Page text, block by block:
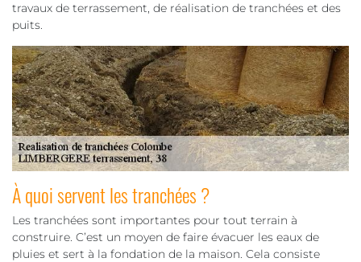
travaux de terrassement, de réalisation de tranchées et des
puits.
À quoi servent les tranchées ?
Les tranchées sont importantes pour tout terrain à
construire. C’est un moyen de faire évacuer les eaux de
pluies et sert à la fondation de la maison. Cela consiste